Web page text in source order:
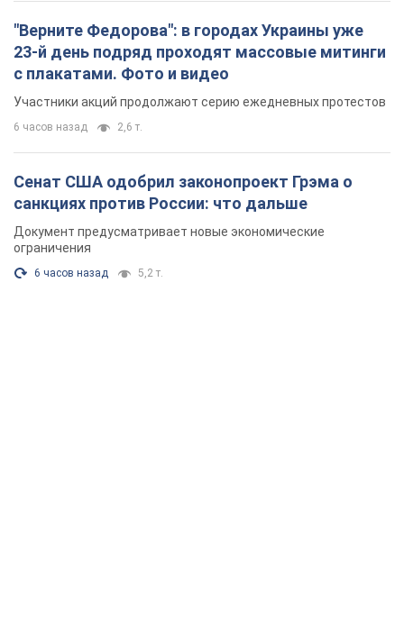
"Верните Федорова": в городах Украины уже
23-й день подряд проходят массовые митинги
с плакатами. Фото и видео
Участники акций продолжают серию ежедневных протестов
6 часов назад 2,6 т.
Сенат США одобрил законопроект Грэма о
санкциях против России: что дальше
Документ предусматривает новые экономические
ограничения
6 часов назад 5,2 т.